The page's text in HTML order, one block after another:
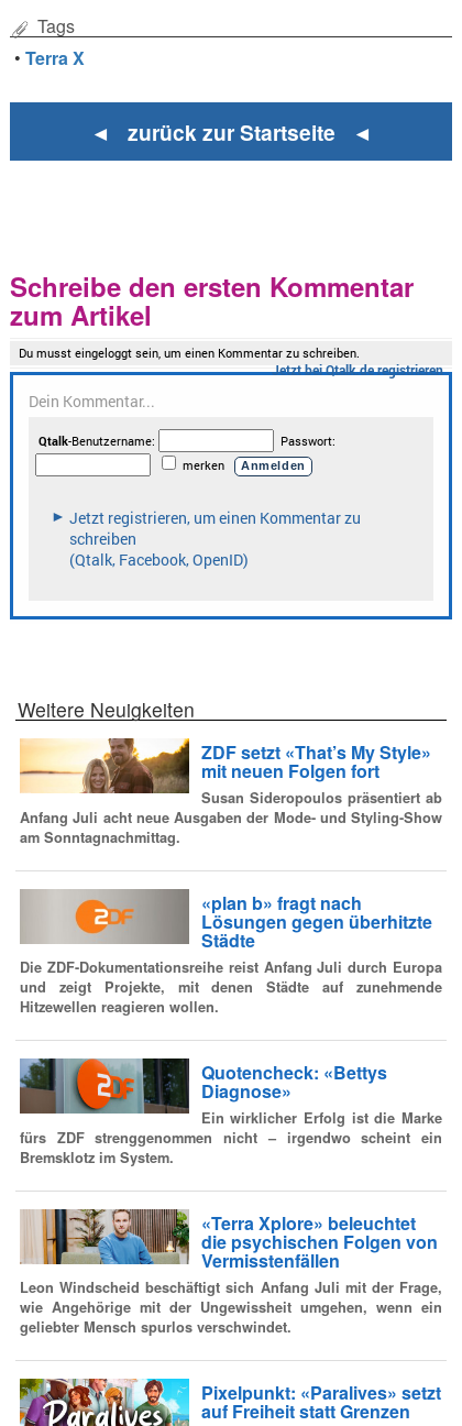
Tags
•Terra X
◄ zurück zur Startseite ◄
Schreibe den ersten Kommentar
zum Artikel
Weitere Neuigkeiten
ZDF setzt «That’s My Style»
mit neuen Folgen fort
Susan Sideropoulos präsentiert ab
Anfang Juli acht neue Ausgaben der Mode- und Styling-Show
am Sonntagnachmittag.
«plan b» fragt nach
Lösungen gegen überhitzte
Städte
Die ZDF-Dokumentationsreihe reist Anfang Juli durch Europa
und zeigt Projekte, mit denen Städte auf zunehmende
Hitzewellen reagieren wollen.
Quotencheck: «Bettys
Diagnose»
Ein wirklicher Erfolg ist die Marke
fürs ZDF strenggenommen nicht – irgendwo scheint ein
Bremsklotz im System.
«Terra Xplore» beleuchtet
die psychischen Folgen von
Vermisstenfällen
Leon Windscheid beschäftigt sich Anfang Juli mit der Frage,
wie Angehörige mit der Ungewissheit umgehen, wenn ein
geliebter Mensch spurlos verschwindet.
Pixelpunkt: «Paralives» setzt
auf Freiheit statt Grenzen